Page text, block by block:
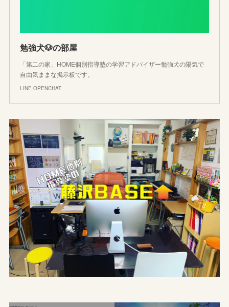
勉強犬🐶の部屋
「第二の家」HOME個別指導塾の学習アドバイザー勉強犬の陽気で
自由気ままな掲示板です。
LINE OPENCHAT